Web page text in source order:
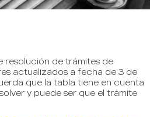
resolución de trámites de
actualizados a fecha de 3 de
que la tabla tiene en cuenta
y puede ser que el trámite